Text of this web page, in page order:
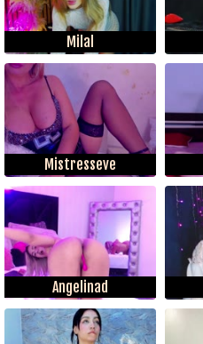
Milal
Mistresseve
Angelinad